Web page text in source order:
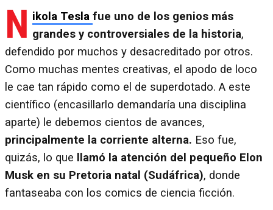
N ikola Tesla fue uno de los genios más
grandes y controversiales de la historia,
defendido por muchos y desacreditado por otros.
Como muchas mentes creativas, el apodo de loco
le cae tan rápido como el de superdotado. A este
científico (encasillarlo demandaría una disciplina
aparte) le debemos cientos de avances,
principalmente la corriente alterna. Eso fue,
quizás, lo que
llamó la atención del pequeño Elon
Musk en su Pretoria natal (Sudáfrica), donde
fantaseaba con los comics de ciencia ficción.